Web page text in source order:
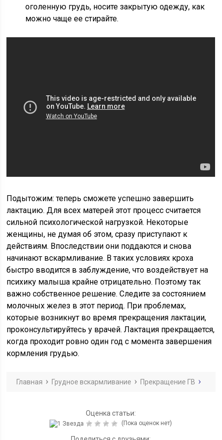
оголенную грудь, носите закрытую одежду, как
можно чаще ее стирайте.
Подытожим: теперь сможете успешно завершить
лактацию. Для всех матерей этот процесс считается
сильной психологической нагрузкой. Некоторые
женщины, не думая об этом, сразу приступают к
действиям. Впоследствии они поддаются и снова
начинают вскармливание. В таких условиях кроха
быстро вводится в заблуждение, что воздействует на
психику малыша крайне отрицательно. Поэтому так
важно собственное решение. Следите за состоянием
молочных желез в этот период. При проблемах,
которые возникнут во время прекращения лактации,
проконсультируйтесь у врачей. Лактация прекращается,
когда проходит ровно один год с момента завершения
кормления грудью.
Главная Грудное вскармливание Прекращение ГВ
Оценка статьи:
(Пока оценок нет)